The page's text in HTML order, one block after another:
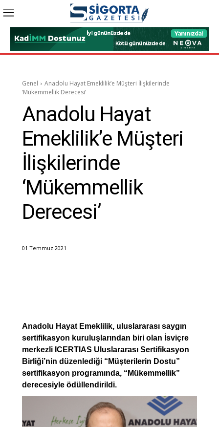
Genel
Anadolu Hayat Emeklilik’e Müşteri İlişkilerinde
‘Mükemmellik Derecesi’
Anadolu Hayat
Emeklilik’e Müşteri
İlişkilerinde
‘Mükemmellik
Derecesi’
01 Temmuz 2021
Anadolu Hayat Emeklilik, uluslararası saygın
sertifikasyon kuruluşlarından biri olan İsviçre
merkezli ICERTIAS Uluslararası Sertifikasyon
Birliği’nin düzenlediği “Müşterilerin Dostu”
sertifikasyon programında, “Mükemmellik”
derecesiyle ödüllendirildi.